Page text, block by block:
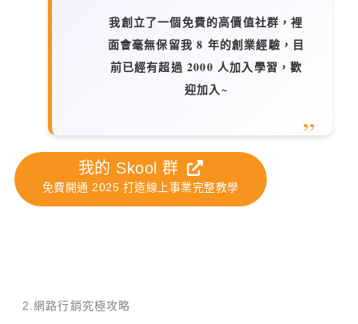
我創立了一個免費的高價值社群，裡
面會毫無保留我 8 年的創業經驗，目
前已經有超過 2000 人加入學習，歡
迎加入~
我的 Skool 群
免費開通 2025 打造線上事業完整教學
2.網路行銷究極攻略